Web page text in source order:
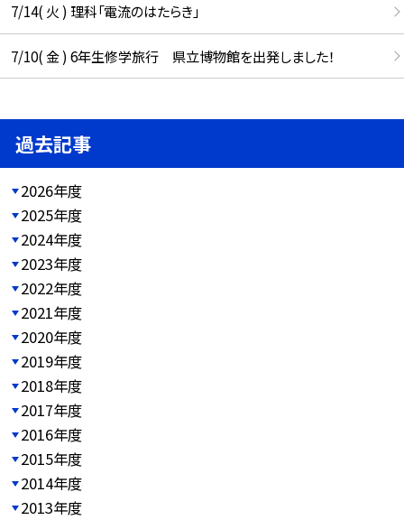
7/14( 火 ) 理科「電流のはたらき」
7/10( 金 ) 6年生修学旅行 県立博物館を出発しました！
過去記事
2026年度
2025年度
2024年度
2023年度
2022年度
2021年度
2020年度
2019年度
2018年度
2017年度
2016年度
2015年度
2014年度
2013年度